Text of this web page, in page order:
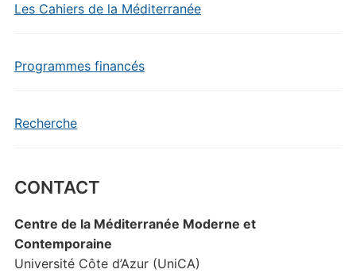
Les Cahiers de la Méditerranée
Programmes financés
Recherche
CONTACT
Centre de la Méditerranée Moderne et
Contemporaine
Université Côte d’Azur (UniCA)